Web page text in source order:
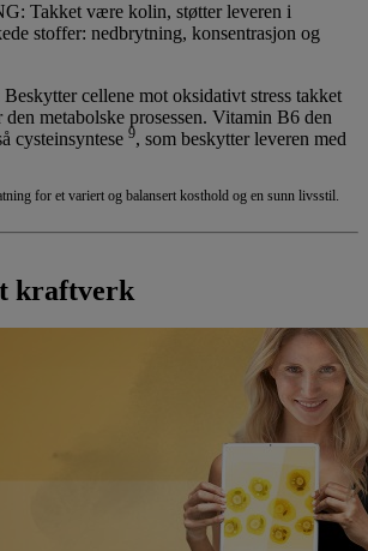
Takket være kolin, støtter leveren i
stoffer: nedbrytning, konsentrasjon og
Beskytter cellene mot oksidativt stress takket
den metabolske prosessen. Vitamin B6 den
cysteinsyntese 9, som beskytter leveren med
for et variert og balansert kosthold og en sunn livsstil.
kraftverk